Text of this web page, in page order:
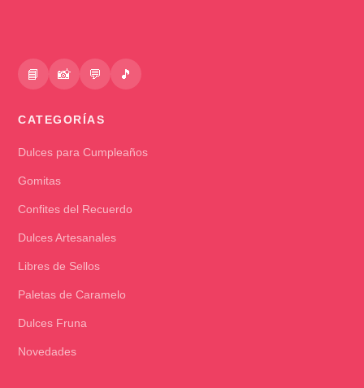
📘 📸 💬 🎵
CATEGORÍAS
Dulces para Cumpleaños
Gomitas
Confites del Recuerdo
Dulces Artesanales
Libres de Sellos
Paletas de Caramelo
Dulces Fruna
Novedades